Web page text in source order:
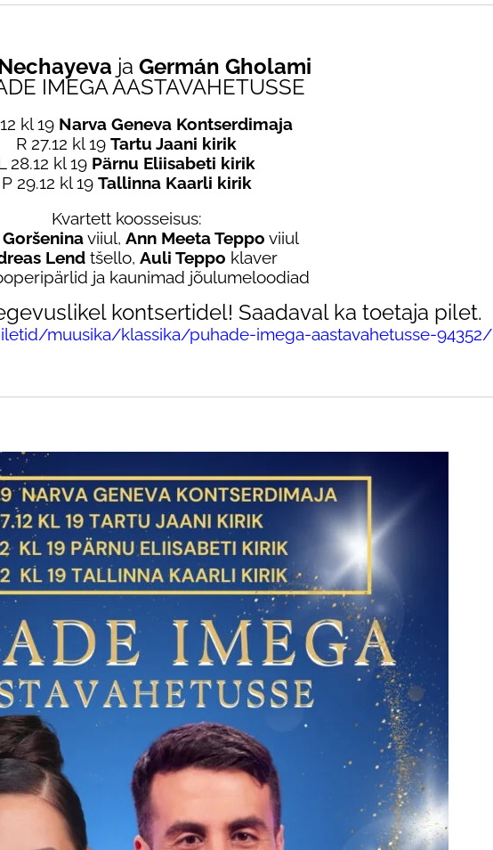
ja Germán Gholami
IMEGA AASTAVAHETUSSE
kl 19 Narva Geneva Kontserdimaja
R 27.12 kl 19 Tartu Jaani kirik
28.12 kl 19 Pärnu Eliisabeti kirik
P 29.12 kl 19 Tallinna Kaarli kirik
Kvartett koosseisus:
viiul, Ann Meeta Teppo viiul
Lend tšello, Auli Teppo klaver
ja kaunimad jõulumeloodiad
kontsertidel! Saadaval ka toetaja pilet.
muusika/klassika/puhade-imega-aastavahetusse-94352/